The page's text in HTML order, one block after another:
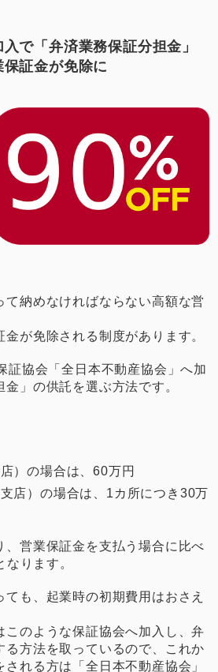
で「弁済業務保証分担金」
証金が免除に
て納めなければならない高額な営
が免除される制度があります。
証協会「全日本不動産協会」へ加
」の供託を選ぶ方法です。
）の場合は、60万円
店）の場合は、1カ所につき30万
、営業保証金を支払う場合に比べ
ります。
ても、起業時の初期費用はおさえ
このような保証協会へ加入し、弁
る方法を取っているので、これか
れる方は「全日本不動産協会」